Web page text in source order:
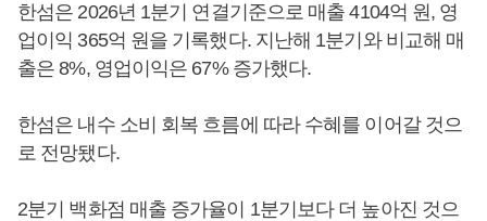
한섬은 2026년 1분기 연결기준으로 매출 4104억 원, 영
업이익 365억 원을 기록했다. 지난해 1분기와 비교해 매
출은 8%, 영업이익은 67% 증가했다.
한섬은 내수 소비 회복 흐름에 따라 수혜를 이어갈 것으
로 전망됐다.
2분기 백화점 매출 증가율이 1분기보다 더 높아진 것으